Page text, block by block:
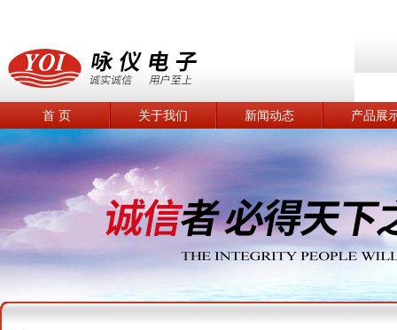
首 页 关于我们 新闻动态 产品展